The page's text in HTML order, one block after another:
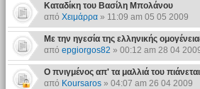
Καταδίκη του Βασίλη Μπολάνου
από Χειμάρρα» 11:09 am 05 05 2009
Με την ηγεσία της ελληνικής
από epgiorgos82 » 00:12 am 28 04
Ο πνιγμένος απ' τα μαλλιά του
από Koursaros» 04:07 am 26 04 2009